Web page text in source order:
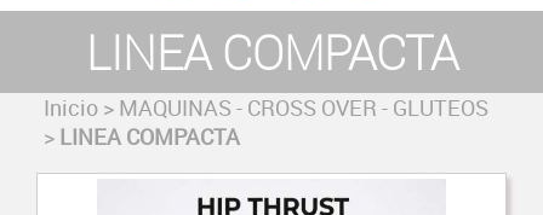
LINEA COMPACTA
Inicio > MAQUINAS - CROSS OVER - GLUTEOS
> LINEA COMPACTA